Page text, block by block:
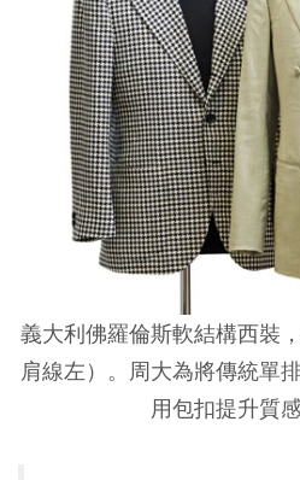
義大利佛羅倫斯軟結構西裝
肩線左）。周大為將傳統單
用包扣提升質